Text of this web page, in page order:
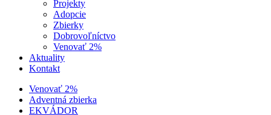
Projekty
Adopcie
Zbierky
Dobrovoľníctvo
Venovať 2%
Aktuality
Kontakt
Venovať 2%
Adventná zbierka
EKVÁDOR